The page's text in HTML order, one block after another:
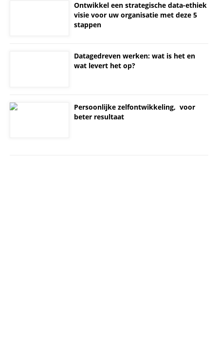
Ontwikkel een strategische data-ethiek
visie voor uw organisatie met deze 5
stappen
Datagedreven werken: wat is het en
wat levert het op?
Persoonlijke zelfontwikkeling, voor
beter resultaat